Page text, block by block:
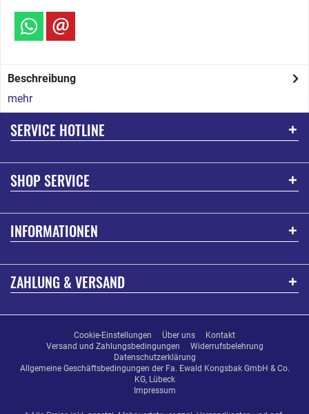
Beschreibung
mehr
SERVICE HOTLINE
SHOP SERVICE
INFORMATIONEN
ZAHLUNG & VERSAND
Cookie-Einstellungen Über uns
Kontakt
Versand und Zahlungsbedingungen
Widerrufsbelehrung
Datenschutzerklärung
Allgemeine Geschäftsbedingungen der Fa. Ewald Kongsbak GmbH & Co.
KG, Lübeck
Impressum